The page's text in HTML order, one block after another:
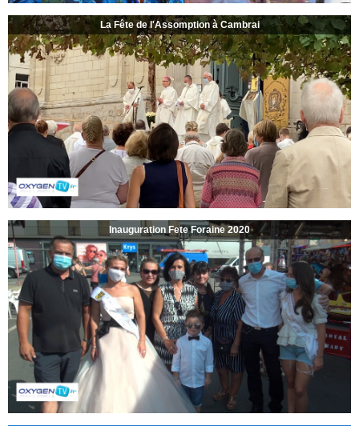
La Fête de l'Assomption à Cambrai
Inauguration Fete Foraine 2020